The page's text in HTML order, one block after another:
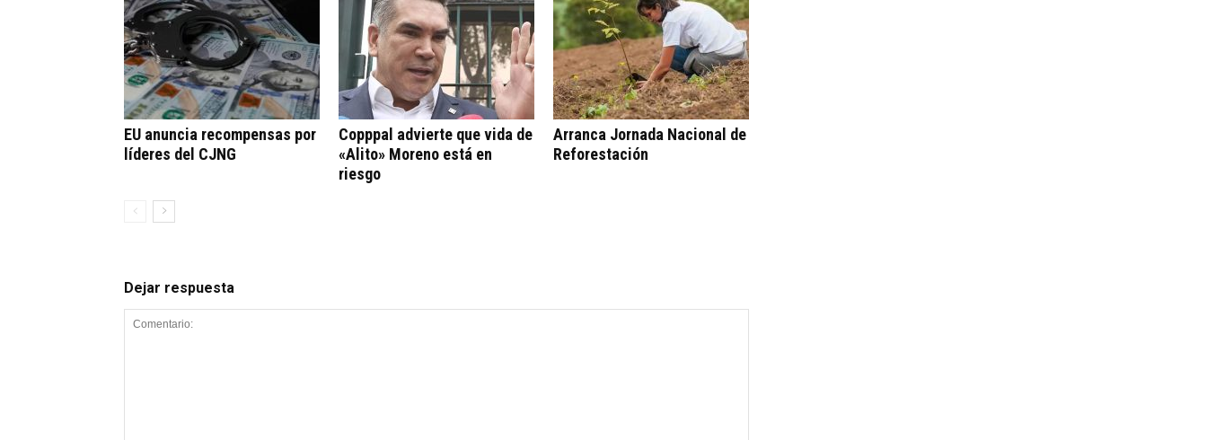
EU anuncia recompensas por
líderes del CJNG
Copppal advierte que vida de
«Alito» Moreno está en
riesgo
Arranca Jornada Nacional de
Reforestación
Dejar respuesta